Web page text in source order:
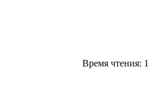
Время чтения: 1